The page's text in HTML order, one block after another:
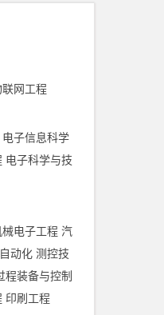
联网工程
电子信息科学
电子科学与技
械电子工程 汽
动化 测控技
程装备与控制
印刷工程